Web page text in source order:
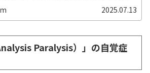
2025.07.13
Paralysis）」の自覚症